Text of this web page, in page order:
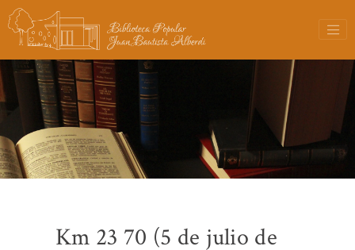
Km 23 70 (5 de julio de